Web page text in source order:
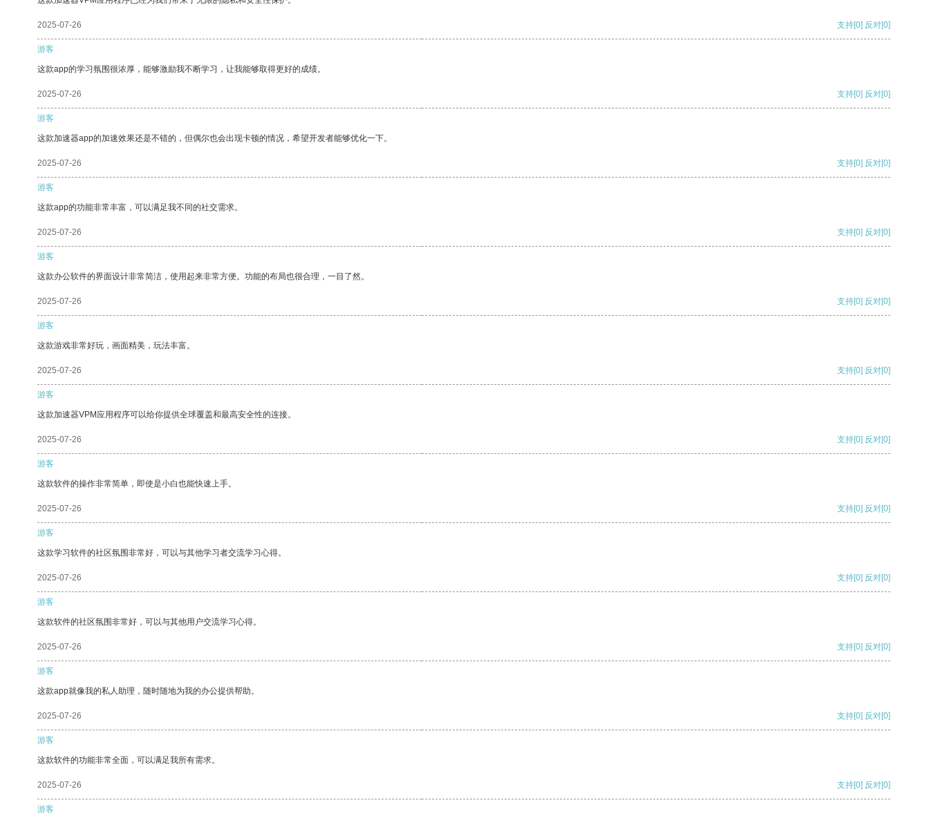
2025-07-26 支持[0] 反对[0]
游客
这款app的学习氛围很浓厚，能够激励我不断学习，让我能够取得更好的成绩。
2025-07-26 支持[0] 反对[0]
游客
这款加速器app的加速效果还是不错的，但偶尔也会出现卡顿的情况，希望开发者能够优化一下。
2025-07-26 支持[0] 反对[0]
游客
这款app的功能非常丰富，可以满足我不同的社交需求。
2025-07-26 支持[0] 反对[0]
游客
这款办公软件的界面设计非常简洁，使用起来非常方便。功能的布局也很合理，一目了然。
2025-07-26 支持[0] 反对[0]
游客
这款游戏非常好玩，画面精美，玩法丰富。
2025-07-26 支持[0] 反对[0]
游客
这款加速器VPM应用程序可以给你提供全球覆盖和最高安全性的连接。
2025-07-26 支持[0] 反对[0]
游客
这款软件的操作非常简单，即使是小白也能快速上手。
2025-07-26 支持[0] 反对[0]
游客
这款学习软件的社区氛围非常好，可以与其他学习者交流学习心得。
2025-07-26 支持[0] 反对[0]
游客
这款软件的社区氛围非常好，可以与其他用户交流学习心得。
2025-07-26 支持[0] 反对[0]
游客
这款app就像我的私人助理，随时随地为我的办公提供帮助。
2025-07-26 支持[0] 反对[0]
游客
这款软件的功能非常全面，可以满足我所有需求。
2025-07-26 支持[0] 反对[0]
游客